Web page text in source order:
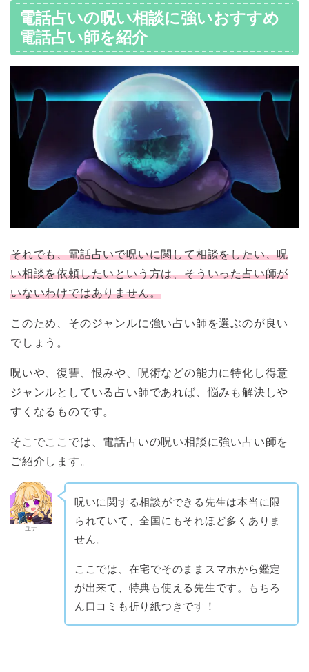
電話占いの呪い相談に強いおすすめ
電話占い師を紹介
それでも、電話占いで呪いに関して相談をしたい、呪
い相談を依頼したいという方は、そういった占い師が
いないわけではありません。
このため、そのジャンルに強い占い師を選ぶのが良い
でしょう。
呪いや、復讐、恨みや、呪術などの能力に特化し得意
ジャンルとしている占い師であれば、悩みも解決しや
すくなるものです。
そこでここでは、電話占いの呪い相談に強い占い師を
ご紹介します。
ユナ
呪いに関する相談ができる先生は本当に限
られていて、全国にもそれほど多くありま
せん。
ここでは、在宅でそのままスマホから鑑定
が出来て、特典も使える先生です。もちろ
ん口コミも折り紙つきです！